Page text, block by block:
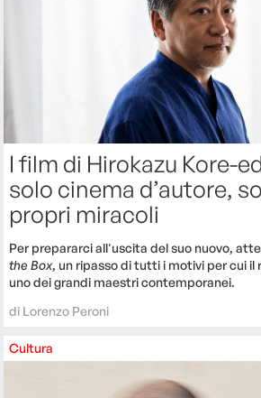
I film di Hirokazu Kore-
solo cinema d’autore,
propri miracoli
Per prepararci all'uscita del suo nuovo,
the Box, un ripasso di tutti i motivi per cui il
uno dei grandi maestri contemporanei.
di Lorenzo Peroni
Cultura